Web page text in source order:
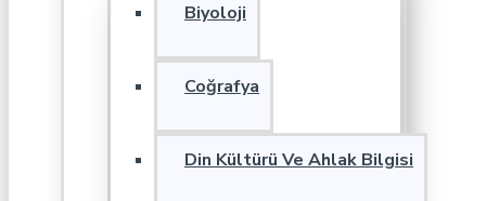
Biyoloji
Coğrafya
Din Kültürü Ve Ahlak Bilgisi